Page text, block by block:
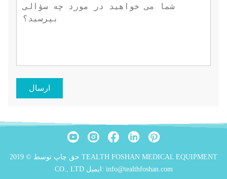
ارسال
حق چاپ توسط © 2019 TEALTH FOSHAN MEDICAL EQUIPMENT
CO., LTD ایمیل: info@tealthfoshan.com